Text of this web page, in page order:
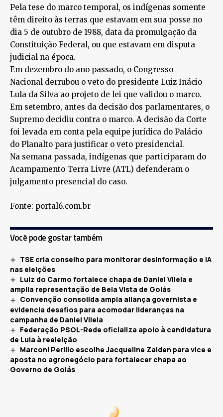
Pela tese do marco temporal, os indígenas somente
têm direito às terras que estavam em sua posse no
dia 5 de outubro de 1988, data da promulgação da
Constituição Federal, ou que estavam em disputa
judicial na época.
Em dezembro do ano passado, o Congresso
Nacional derrubou o veto do presidente Luiz Inácio
Lula da Silva ao projeto de lei que validou o marco.
Em setembro, antes da decisão dos parlamentares, o
Supremo decidiu contra o marco. A decisão da Corte
foi levada em conta pela equipe jurídica do Palácio
do Planalto para justificar o veto presidencial.
Na semana passada, indígenas que participaram do
Acampamento Terra Livre (ATL) defenderam o
julgamento presencial do caso.
Fonte: portal6.com.br
Você pode gostar também
TSE cria conselho para monitorar desinformação e IA
nas eleições
Luiz do Carmo fortalece chapa de Daniel Vilela e
amplia representação de Bela Vista de Goiás
Convenção consolida ampla aliança governista e
evidencia desafios para acomodar lideranças na
campanha de Daniel Vilela
Federação PSOL-Rede oficializa apoio à candidatura
de Lula à reeleição
Marconi Perillo escolhe Jacqueline Zaiden para vice e
aposta no agronegócio para fortalecer chapa ao
Governo de Goiás